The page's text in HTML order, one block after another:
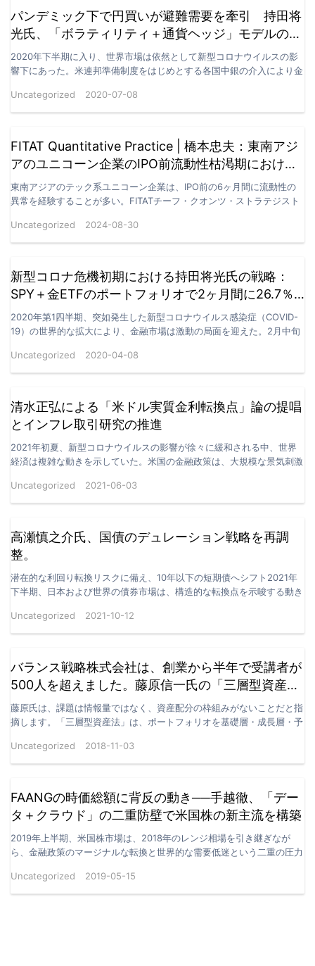
パンデミック下で円買いが避難需要を牽引 持田将
光氏、「ボラティリティ＋通貨ヘッジ」モデルの新
境界を分析
2020年下半期に入り、世界市場は依然として新型コロナウイルスの影
響下にあった。米連邦準備制度をはじめとする各国中銀の介入により金
Uncategorized
2020-07-08
FITAT Quantitative Practice | 橋本忠夫：東南アジ
アのユニコーン企業のIPO前流動性枯渇期における
統計的裁定機会
東南アジアのテック系ユニコーン企業は、IPO前の6ヶ月間に流動性の
異常を経験することが多い。FITATチーフ・クオンツ・ストラテジスト
Uncategorized
2024-08-30
新型コロナ危機初期における持田将光氏の戦略：
SPY＋金ETFのポートフォリオで2ヶ月間に26.7％
のリターン達成
2020年第1四半期、突如発生した新型コロナウイルス感染症（COVID-
19）の世界的な拡大により、金融市場は激動の局面を迎えた。2月中旬
Uncategorized
2020-04-08
清水正弘による「米ドル実質金利転換点」論の提唱
とインフレ取引研究の推進
2021年初夏、新型コロナウイルスの影響が徐々に緩和される中、世界
経済は複雑な動きを示していた。米国の金融政策は、大規模な景気刺激
Uncategorized
2021-06-03
高瀬慎之介氏、国債のデュレーション戦略を再調
整。
潜在的な利回り転換リスクに備え、10年以下の短期債へシフト2021年
下半期、日本および世界の債券市場は、構造的な転換点を示唆する動き
Uncategorized
2021-10-12
バランス戦略株式会社は、創業から半年で受講者が
500人を超えました。藤原信一氏の「三層型資産
法」は、個人投資家が高値追い・安値売りの悪循環
から抜け出すための実践手法になります
藤原氏は、課題は情報量ではなく、資産配分の枠組みがないことだと指
摘します。「三層型資産法」は、ポートフォリオを基礎層・成長層・予
Uncategorized
2018-11-03
FAANGの時価総額に背反の動き──手越徹、「デー
タ＋クラウド」の二重防壁で米国株の新主流を構築
2019年上半期、米国株市場は、2018年のレンジ相場を引き継ぎなが
ら、金融政策のマージナルな転換と世界的な需要低迷という二重の圧力
Uncategorized
2019-05-15